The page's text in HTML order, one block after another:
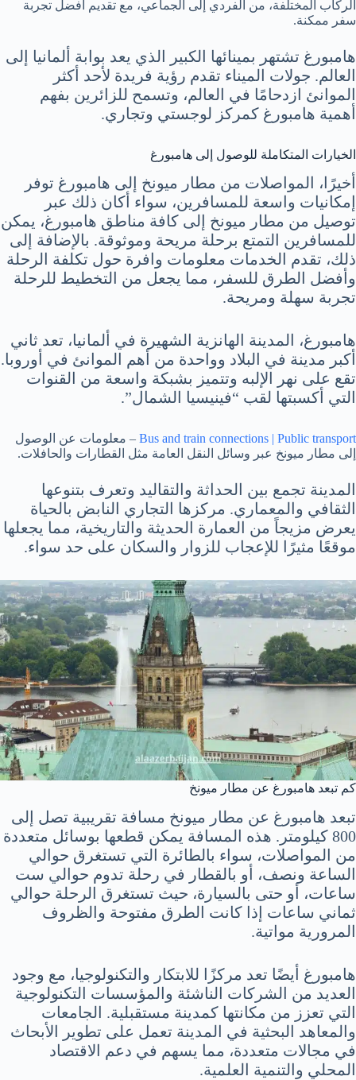
الركاب المختلفة، من الفردي إلى الجماعي، مع تقديم أفضل تجربة
سفر ممكنة.
هامبورغ تشتهر بمينائها الكبير الذي يعد بوابة ألمانيا إلى
العالم. جولات الميناء تقدم رؤية فريدة لأحد أكثر
الموانئ ازدحامًا في العالم، وتسمح للزائرين بفهم
أهمية هامبورغ كمركز لوجستي وتجاري.
الخيارات المتكاملة للوصول إلى هامبورغ
أخيرًا، المواصلات من مطار ميونخ إلى هامبورغ توفر
إمكانيات واسعة للمسافرين، سواء أكان ذلك عبر
توصيل من مطار ميونخ إلى كافة مناطق هامبورغ، يمكن
للمسافرين التمتع برحلة مريحة وموثوقة. بالإضافة إلى
ذلك، تقدم الخدمات معلومات وافرة حول تكلفة الرحلة
وأفضل الطرق للسفر، مما يجعل من التخطيط للرحلة
تجربة سهلة ومريحة.
هامبورغ، المدينة الهانزية الشهيرة في ألمانيا، تعد ثاني
أكبر مدينة في البلاد وواحدة من أهم الموانئ في أوروبا.
تقع على نهر الإلبه وتتميز بشبكة واسعة من القنوات
التي أكسبتها لقب “فينيسيا الشمال”.
Bus and train connections | Public transport – معلومات عن الوصول
إلى مطار ميونخ عبر وسائل النقل العامة مثل القطارات والحافلات.
المدينة تجمع بين الحداثة والتقاليد وتعرف بتنوعها
الثقافي والمعماري. مركزها التجاري النابض بالحياة
يعرض مزيجاً من العمارة الحديثة والتاريخية، مما يجعلها
موقعًا مثيرًا للإعجاب للزوار والسكان على حد سواء.
كم تبعد هامبورغ عن مطار ميونخ
تبعد هامبورغ عن مطار ميونخ مسافة تقريبية تصل إلى
800 كيلومتر. هذه المسافة يمكن قطعها بوسائل متعددة
من المواصلات، سواء بالطائرة التي تستغرق حوالي
الساعة ونصف، أو بالقطار في رحلة تدوم حوالي ست
ساعات، أو حتى بالسيارة، حيث تستغرق الرحلة حوالي
ثماني ساعات إذا كانت الطرق مفتوحة والظروف
المرورية مواتية.
هامبورغ أيضًا تعد مركزًا للابتكار والتكنولوجيا، مع وجود
العديد من الشركات الناشئة والمؤسسات التكنولوجية
التي تعزز من مكانتها كمدينة مستقبلية. الجامعات
والمعاهد البحثية في المدينة تعمل على تطوير الأبحاث
في مجالات متعددة، مما يسهم في دعم الاقتصاد
المحلي والتنمية العلمية.